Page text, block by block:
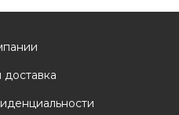
доставка